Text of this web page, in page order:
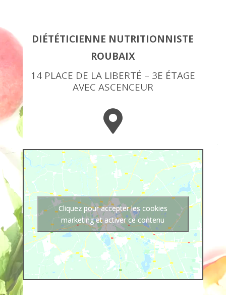
DIÉTÉTICIENNE NUTRITIONNISTE
ROUBAIX
14 PLACE DE LA LIBERTÉ – 3E ÉTAGE
AVEC ASCENCEUR

Cliquez pour accepter les cookies
marketing et activer ce contenu